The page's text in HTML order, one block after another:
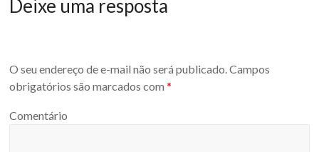
Deixe uma resposta
O seu endereço de e-mail não será publicado. Campos
obrigatórios são marcados com*
Comentário